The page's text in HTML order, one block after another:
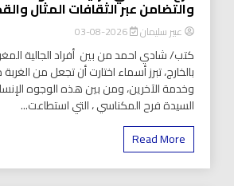
والتضامن عبر الثقافات المثال
عبير سليمان 2026-08-03
كتب/ شادي احمد من بين أفراد الجالية
بالخارج، تبرز أسماء اختارت أن تجعل من
وخدمة الآخرين، ومن بين هذه الوجوه
السيدة فرح المكناسي ، التي استطاعت...
Read More